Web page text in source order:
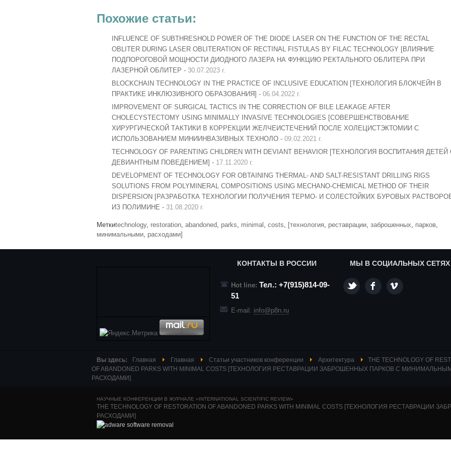
Похожие статьи:
INFLUENCE OF SUBTHRESHOLD POWER OF THE DIODE LASER ON THE FUNCTION OF THE RECTAL
OBLITER DURING LASER OBLITERATION OF RECTINAL FISTULAS BY FILAC TECHNOLOGY [ВЛИЯНИЕ
ПОДПОРОГОВОЙ МОЩНОСТИ ДИОДНОГО ЛАЗЕРА НА ФУНКЦИЮ РЕКТАЛЬНОГО ОБЛИТЕРА ПРИ
ЛАЗЕРНОЙ ОБЛИТЕР - 30.07.2023 г.
BLOCKCHAIN TECHNOLOGY IN THE PRACTICE OF INCLUSIVE EDUCATION [ТЕХНОЛОГИЯ БЛОКЧЕЙН В
ПРАКТИКЕ ИНКЛЮЗИВНОГО ОБРАЗОВАНИЯ] - 06.04.2022 г.
IMPROVEMENT OF SURGICAL TACTICS IN THE CORRECTION OF BILE LEAKAGE AFTER
CHOLECYSTECTOMY USING MINIMALLY INVASIVE TECHNOLOGIES [СОВЕРШЕНСТВОВАНИЕ
ХИРУРГИЧЕСКОЙ ТАКТИКИ В КОРРЕКЦИИ ЖЕЛЧЕИСТЕЧЕНИЙ ПОСЛЕ ХОЛЕЦИСТЭКТОМИИ С
ИСПОЛЬЗОВАНИЕМ МИНИИНВАЗИВНЫХ ТЕХНОЛО - 09.02.2021 г.
TECHNOLOGY OF PARENTING CHILDREN WITH DEVIANT BEHAVIOR [ТЕХНОЛОГИЯ ВОСПИТАНИЯ ДЕТЕЙ
ДЕВИАНТНЫМ ПОВЕДЕНИЕМ] - 17.11.2020 г.
DEVELOPMENT OF TECHNOLOGY FOR OBTAINING THERMAL- AND SALT-RESISTANT DRILLING RIGS
SOLUTIONS FROM POLYMINERAL COMPOSITIONS USING MECHANO-CHEMICAL METHOD OF THEIR
DISPERSION [РАЗРАБОТКА ТЕХНОЛОГИИ ПОЛУЧЕНИЯ ТЕРМО- И СОЛЕСТОЙКИХ БУРОВЫХ
ИЗ ПОЛИМИНЕ - 31.08.2020 г.
Меткиtechnology, restoration, abandoned, parks, minimal , costs, [технология, реставрации, заброшенных, парков,
минимальными, расходами]
КОНТАКТЫ В РОССИИ
Hot line: Тел.: +7(915)814-09-
51
E-mail: info@p8n.ru
МЫ В СОЦИАЛЬНЫХ СЕТЯХ
Вы здесь: Главная Главная Статьи участников конференции Архитектура
THE TECHNOLOGY OF
OF ABANDONED PARKS WITH MINIMAL COSTS [ТЕХНОЛОГИЯ РЕСТАВРАЦИИ ЗАБРОШЕННЫХ ПАРКОВ С
РАСХОДАМИ]
НАУЧНЫЕ КОНФЕРЕНЦИИ В ЖУРНАЛЕ «INTERNATIONAL SCIENTIFIC REVIEW»
THE TECHNOLOGY OF RESTORATION OF ABANDONED PARKS WITH MINIMAL COSTS [ТЕХНОЛОГИЯ
РАСХОДАМИ]